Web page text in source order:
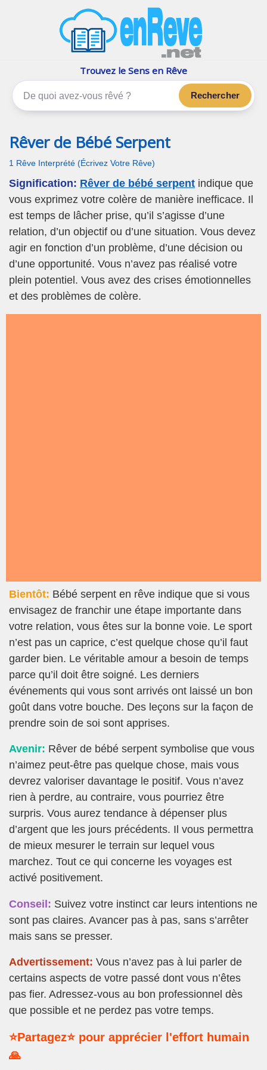
Les rêves, c'est plus que çaTrouvez le Sens en Rêve
Rechercher
Rêver de Bébé Serpent
1 Rêve Interprété (Écrivez Votre Rêve)
Signification: Rêver de bébé serpent indique que
vous exprimez votre colère de manière inefficace. Il
est temps de lâcher prise, qu’il s’agisse d’une
relation, d’un objectif ou d’une situation. Vous devez
agir en fonction d’un problème, d’une décision ou
d’une opportunité. Vous n’avez pas réalisé votre
plein potentiel. Vous avez des crises émotionnelles
et des problèmes de colère.
Bientôt: Bébé serpent en rêve indique que si vous
envisagez de franchir une étape importante dans
votre relation, vous êtes sur la bonne voie. Le sport
n’est pas un caprice, c’est quelque chose qu’il faut
garder bien. Le véritable amour a besoin de temps
parce qu’il doit être soigné. Les derniers
événements qui vous sont arrivés ont laissé un bon
goût dans votre bouche. Des leçons sur la façon de
prendre soin de soi sont apprises.
Avenir: Rêver de bébé serpent symbolise que vous
n’aimez peut-être pas quelque chose, mais vous
devrez valoriser davantage le positif. Vous n’avez
rien à perdre, au contraire, vous pourriez être
surpris. Vous aurez tendance à dépenser plus
d’argent que les jours précédents. Il vous permettra
de mieux mesurer le terrain sur lequel vous
marchez. Tout ce qui concerne les voyages est
activé positivement.
Conseil: Suivez votre instinct car leurs intentions ne
sont pas claires. Avancer pas à pas, sans s’arrêter
mais sans se presser.
Advertissement: Vous n’avez pas à lui parler de
certains aspects de votre passé dont vous n’êtes
pas fier. Adressez-vous au bon professionnel dès
que possible et ne perdez pas votre temps.
⭐Partagez⭐ pour apprécier l'effort humain
🙏